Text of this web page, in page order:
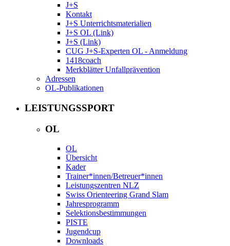
J+S
Kontakt
J+S Unterrichtsmaterialien
J+S OL (Link)
J+S (Link)
CUG J+S-Experten OL - Anmeldung
1418coach
Merkblätter Unfallprävention
Adressen
OL-Publikationen
LEISTUNGSSPORT
OL
OL
Übersicht
Kader
Trainer*innen/Betreuer*innen
Leistungszentren NLZ
Swiss Orienteering Grand Slam
Jahresprogramm
Selektionsbestimmungen
PISTE
Jugendcup
Downloads